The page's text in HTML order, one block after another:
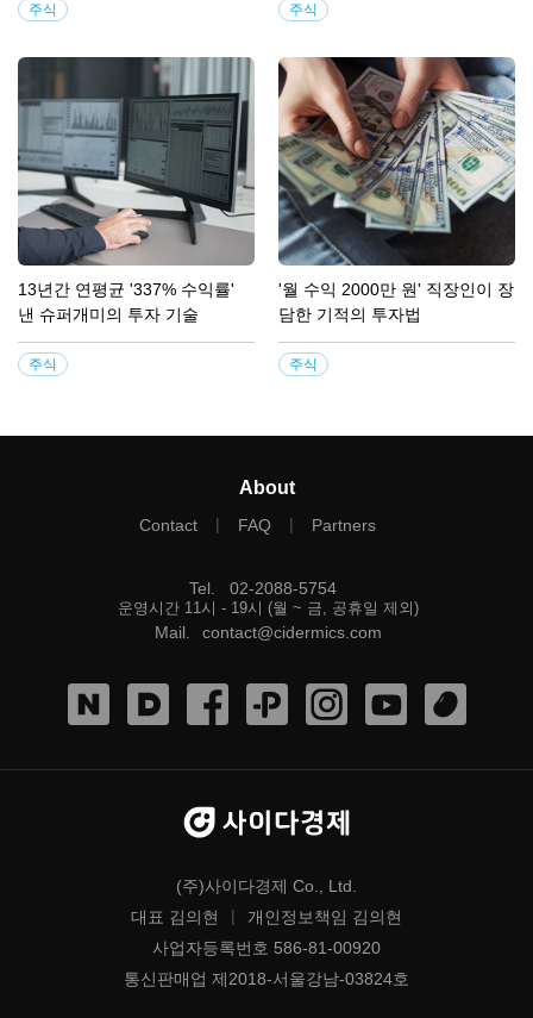
주식 주식
13년간 연평균 '337% 수익률'
낸 슈퍼개미의 투자 기술
주식
'월 수익 2000만 원' 직장인이 장
담한 기적의 투자법
주식
About
Contact | FAQ | Partners
Tel. 02-2088-5754
운영시간 11시 - 19시 (월 ~ 금, 공휴일 제외)
Mail. contact@cidermics.com
(주)사이다경제 Co., Ltd.
대표 김의현
|
개인정보책임 김의현
사업자등록번호 586-81-00920
통신판매업 제2018-서울강남-03824호